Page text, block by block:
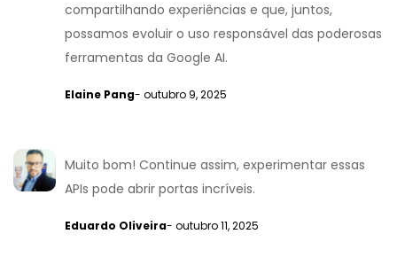
compartilhando experiências e que, juntos,
possamos evoluir o uso responsável das poderosas
ferramentas da Google AI.
Elaine Pang- outubro 9, 2025
Muito bom! Continue assim, experimentar essas
APIs pode abrir portas incríveis.
Eduardo Oliveira- outubro 11, 2025